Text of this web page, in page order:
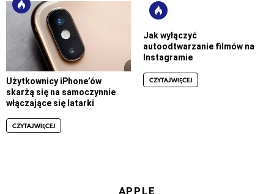
Użytkownicy iPhone’ów
skarżą się na samoczynnie
włączające się latarki
CZYTAJ WIĘCEJ
Jak wyłączyć
autoodtwarzanie filmów na
Instagramie
CZYTAJ WIĘCEJ
APPLE